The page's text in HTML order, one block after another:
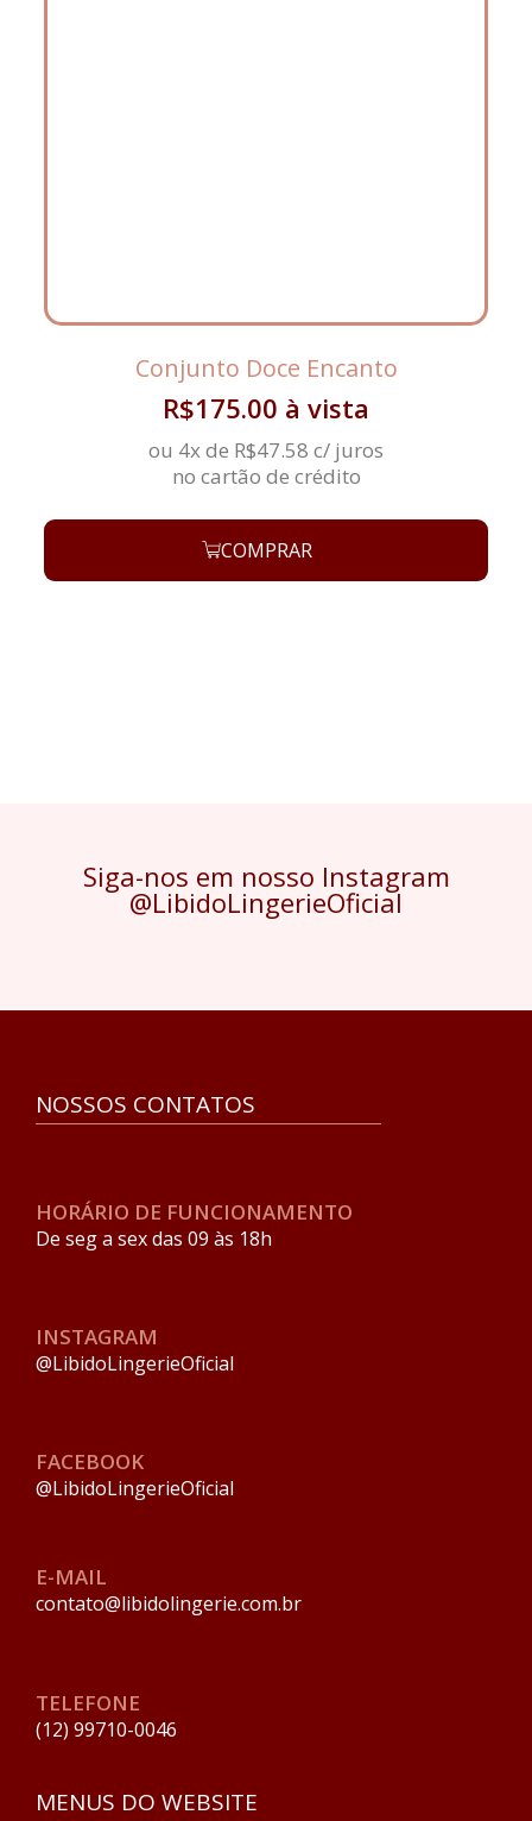
Conjunto Doce Encanto
R$175.00 à vista
ou 4x de R$47.58 c/ juros
no cartão de crédito
COMPRAR
Siga-nos em nosso Instagram
@LibidoLingerieOficial
NOSSOS CONTATOS
HORÁRIO DE FUNCIONAMENTO
De seg a sex das 09 às 18h
INSTAGRAM
@LibidoLingerieOficial
FACEBOOK
@LibidoLingerieOficial
E-MAIL
contato@libidolingerie.com.br
TELEFONE
(12) 99710-0046
MENUS DO WEBSITE